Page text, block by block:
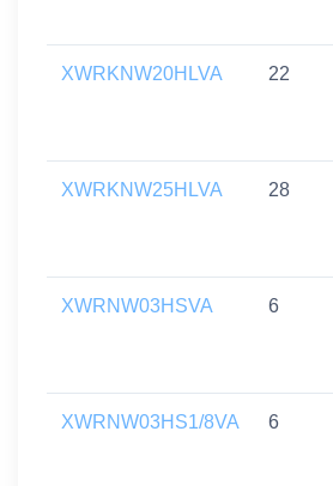
XWRKNW20HLVA 22
XWRKNW25HLVA 28
XWRNW03HSVA 6
XWRNW03HS1/8VA 6